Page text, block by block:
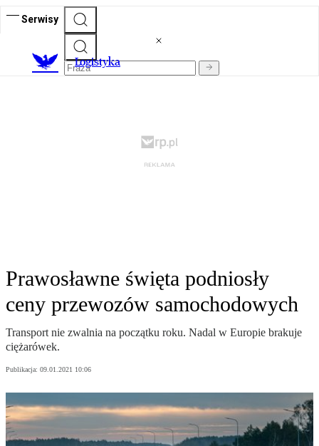
Serwisy
Logistyka
Prawosławne święta podniosły
ceny przewozów samochodowych
Transport nie zwalnia na początku roku. Nadal w Europie brakuje
ciężarówek.
Publikacja: 09.01.2021 10:06